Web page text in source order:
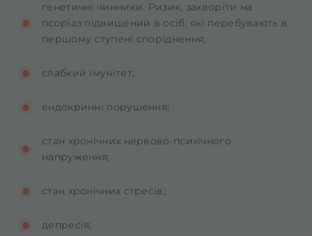
генетичні чинники. Ризик, захворіти на
псоріаз підвищений в осіб, які перебувають в
першому ступені споріднення;
слабкий імунітет;
ендокринні порушення;
стан хронічних нервово-психічного
напруження;
стан хронічних стресів;
депресія;